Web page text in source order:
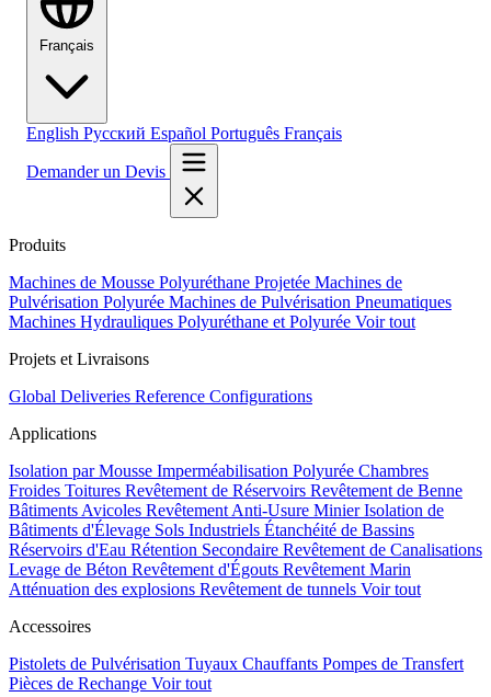
English Русский Español Português Français
Demander un Devis
Produits
Machines de Mousse Polyuréthane Projetée Machines de
Pulvérisation Polyurée Machines de Pulvérisation Pneumatiques
Machines Hydrauliques Polyuréthane et Polyurée Voir tout
Projets et Livraisons
Global Deliveries Reference Configurations
Applications
Isolation par Mousse Imperméabilisation Polyurée Chambres
Froides Toitures Revêtement de Réservoirs Revêtement de Benne
Bâtiments Avicoles Revêtement Anti-Usure MinierIsolation de
Bâtiments d'Élevage Sols Industriels Étanchéité de Bassins
Réservoirs d'Eau Rétention Secondaire Revêtement de Canalisations
Levage de Béton Revêtement d'Égouts Revêtement Marin
Atténuation des explosions Revêtement de tunnels Voir tout
Accessoires
Pistolets de Pulvérisation Tuyaux Chauffants Pompes de Transfert
Pièces de Rechange Voir tout